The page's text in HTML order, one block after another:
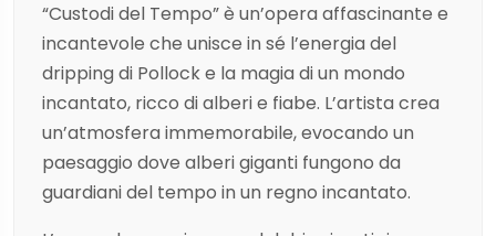
“Custodi del Tempo” è un’opera affascinante e
incantevole che unisce in sé l’energia del
dripping di Pollock e la magia di un mondo
incantato, ricco di alberi e fiabe. L’artista crea
un’atmosfera immemorabile, evocando un
paesaggio dove alberi giganti fungono da
guardiani del tempo in un regno incantato.